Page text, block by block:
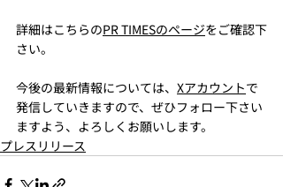
詳細はこちらのPR TIMESのページをご確認下
さい。
今後の最新情報については、 Xアカウントで
発信していきますので、ぜひフォロー下さい
ますよう、よろしくお願いします。
プレスリリース